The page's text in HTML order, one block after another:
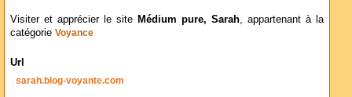
Visiter et apprécier le site Médium pure, Sarah, appartenant à la
catégorie Voyance
Url
sarah.blog-voyante.com